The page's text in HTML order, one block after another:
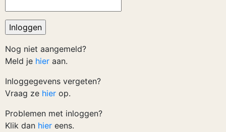
Nog niet aangemeld?
Meld je hier aan.
Inloggegevens vergeten?
Vraag ze hier op.
Problemen met inloggen?
Klik dan hier eens.